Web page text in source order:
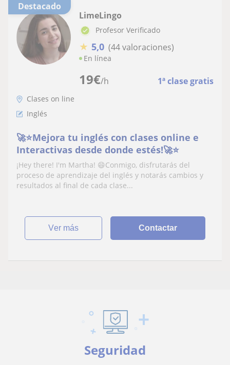
Destacado
19€/h 1ª clase gratis
LimeLingo
Profesor Verificado
★ 5,0 (44 valoraciones)
En línea
Clases on line
Inglés
🚀⭐️Mejora tu inglés con clases online e
Interactivas desde donde estés!🚀⭐️
¡Hey there! I'm Martha! 😄Conmigo, disfrutarás del
proceso de aprendizaje del inglés y notarás cambios y
resultados al final de cada clase...
ver más Contactar
Seguridad